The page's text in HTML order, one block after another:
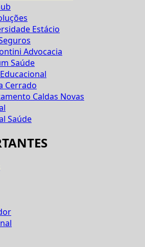
Estácio
Advocacia
Saúde
Cerrado
Caldas Novas
Saúde